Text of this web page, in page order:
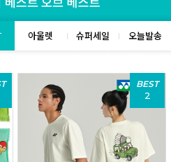
아울렛 슈퍼세일 오늘발송
BEST
2